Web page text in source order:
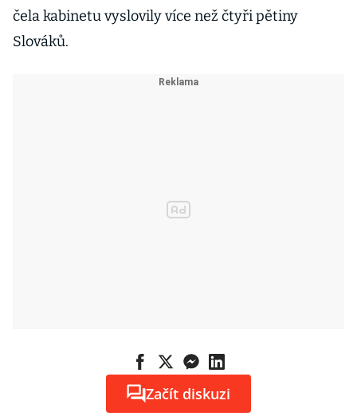
čela kabinetu vyslovily více než čtyři pětiny
Slováků.
Začít diskuzi